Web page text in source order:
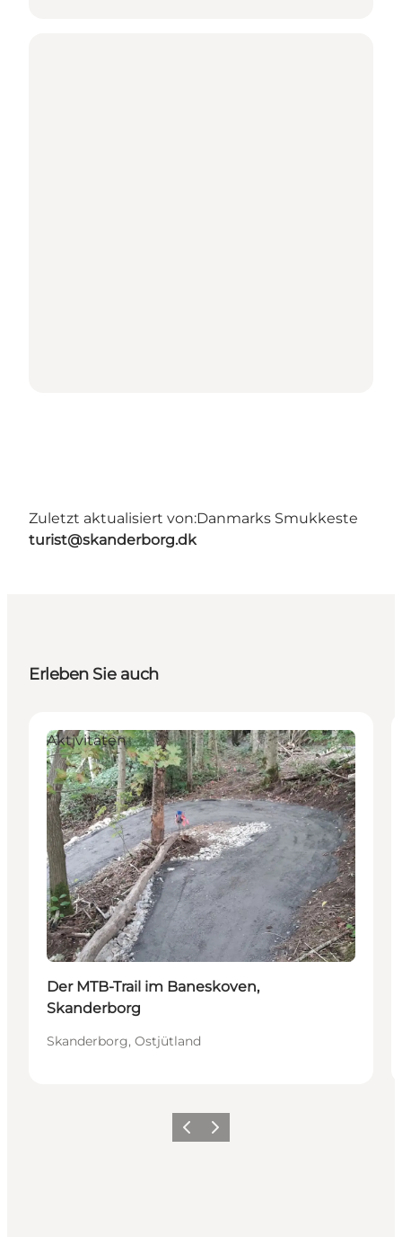
Zuletzt aktualisiert von:Danmarks Smukkeste
turist@skanderborg.dk
Erleben Sie auch
Aktivitäten
Der MTB-Trail im Baneskoven,
Skanderborg
Skanderborg, Ostjütland
Vorherige Folie
Nächste Folie